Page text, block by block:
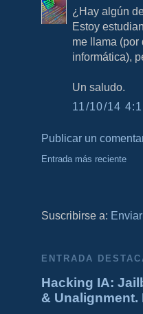
¿Hay algún
Estoy
me llama (por
informática),
Un saludo.
11/10/14
Publicar un
Entrada más reciente
Suscribirse a:
ENTRADA
Hacking IA:
&